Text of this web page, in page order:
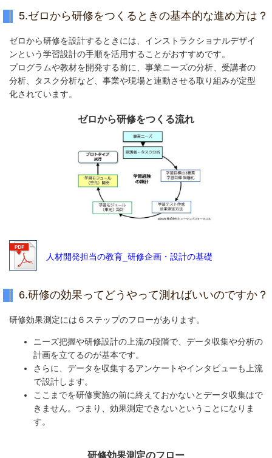
5.ゼロから研修をつくるときの基本的な進め方は？
ゼロから研修を設計するときには、インストラクショナルデザイ
ンという学習設計の手順を活用することがおすすめです。
プログラムや教材を開発する前に、事業ニーズの分析、受講者の
分析、タスク分析など、事業や現場と連動させる取り組みが定型
化されています。
ゼロから研修をつくる流れ
人材開発担当の教育_研修企画・設計の基礎
6.研修の効果ってどうやって測ればいいのですか？
研修効果測定には６ステップのフローがあります。
ニーズ把握や研修設計の上流の段階で、データ収集や分析の
計画を立てるのが基本です。
さらに、データを収集するアンケートやインタビューも上流
で設計します。
ここまでを研修実施の前に終えておかないとデータ収集はで
きません。つまり、効果測定できないということになりま
す。
研修効果測定のフロー